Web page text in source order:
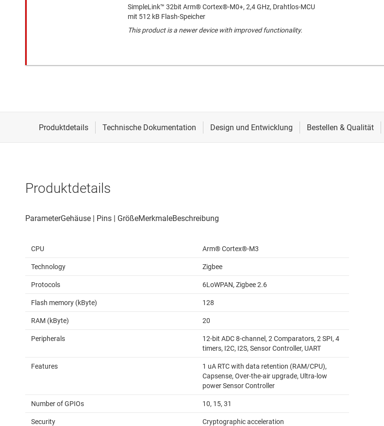
SimpleLink™ 32bit Arm® Cortex®-M0+, 2,4 GHz, Drahtlos-MCU
mit 512 kB Flash-Speicher
This product is a newer device with improved functionality.
Produktdetails
CPU Arm® Cortex®-M3
Technology Zigbee
Protocols 6LoWPAN, Zigbee 2.6
Flash memory (kByte) 128
RAM (kByte) 20
Peripherals
12-bit ADC 8-channel, 2 Comparators, 2 SPI, 4
timers, I2C, I2S, Sensor Controller, UART
Features
1 uA RTC with data retention (RAM/CPU),
Capsense, Over-the-air upgrade, Ultra-low
power Sensor Controller
Number of GPIOs 10, 15, 31
Security Cryptographic acceleration